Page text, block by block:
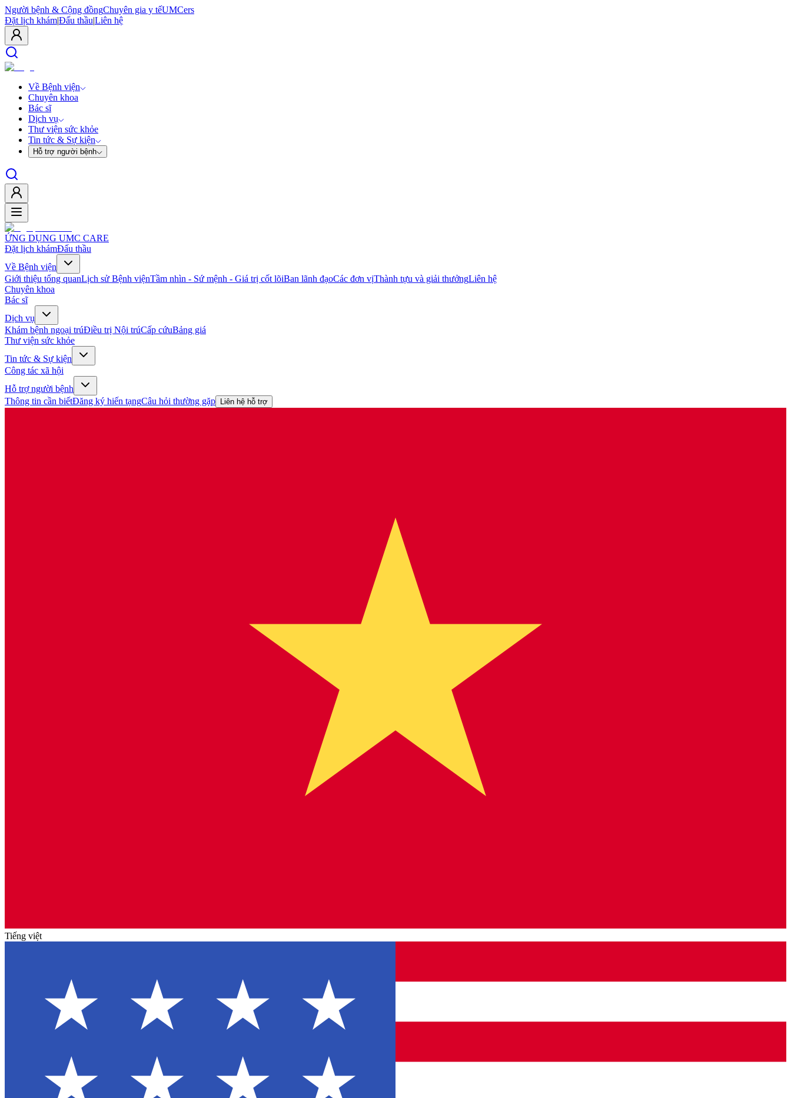
Người bệnh & Cộng đồngChuyên gia y tếUMCers
Đặt lịch khám|Đấu thầu|Liên hệ
Về Bệnh viện
Chuyên khoa
Bác sĩ
Dịch vụ
Thư viện sức khỏe
Tin tức & Sự kiện
Hỗ trợ người bệnh
ỨNG DỤNG UMC CARE
Đặt lịch khámĐấu thầu
Về Bệnh viện
Giới thiệu tổng quanLịch sử Bệnh việnTầm nhìn - Sứ mệnh - Giá trị cốt lõiBan lãnh đạoCác đơn vịThành tựu và giải thưởngLiên hệ
Chuyên khoa
Bác sĩ
Dịch vụ
Khám bệnh ngoại trúĐiều trị Nội trúCấp cứuBảng giá
Thư viện sức khỏe
Tin tức & Sự kiện
Công tác xã hội
Hỗ trợ người bệnh
Thông tin cần biếtĐăng ký hiến tạngCâu hỏi thường gặp Liên hệ hỗ trợ
Tiếng việt